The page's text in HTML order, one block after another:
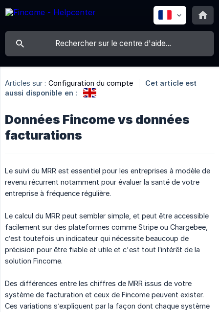
Articles sur : Configuration du compte
Cet article est
aussi disponible en :
Données Fincome vs données
facturations
Le suivi du MRR est essentiel pour les entreprises à modèle de
revenu récurrent notamment pour évaluer la santé de votre
entreprise à fréquence régulière.
Le calcul du MRR peut sembler simple, et peut être accessible
facilement sur des plateformes comme Stripe ou Chargebee,
c’est toutefois un indicateur qui nécessite beaucoup de
précision pour être fiable et utile et c'est tout l’intérêt de la
solution Fincome.
Des différences entre les chiffres de MRR issus de votre
système de facturation et ceux de Fincome peuvent exister.
Ces variations s’expliquent par la façon dont chaque système